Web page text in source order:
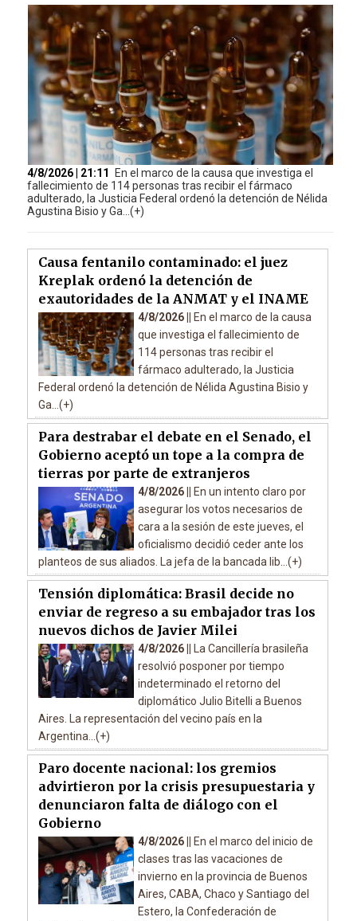
4/8/2026 | 21:11
En el marco de la causa que investiga el
fallecimiento de 114 personas tras recibir el fármaco
adulterado, la Justicia Federal ordenó la detención de Nélida
Agustina Bisio y Ga...(+)
Causa fentanilo contaminado: el juez
Kreplak ordenó la detención de
exautoridades de la ANMAT y el INAME
4/8/2026 ||
En el marco de la causa
que investiga el fallecimiento de
114 personas tras recibir el
fármaco adulterado, la Justicia
Federal ordenó la detención de Nélida Agustina Bisio y
Ga...(+)
Para destrabar el debate en el Senado, el
Gobierno aceptó un tope a la compra de
tierras por parte de extranjeros
4/8/2026 ||
En un intento claro por
asegurar los votos necesarios de
cara a la sesión de este jueves, el
oficialismo decidió ceder ante los
planteos de sus aliados. La jefa de la bancada lib...(+)
Tensión diplomática: Brasil decide no
enviar de regreso a su embajador tras los
nuevos dichos de Javier Milei
4/8/2026 ||
La Cancillería brasileña
resolvió posponer por tiempo
indeterminado el retorno del
diplomático Julio Bitelli a Buenos
Aires. La representación del vecino país en la
Argentina...(+)
Paro docente nacional: los gremios
advirtieron por la crisis presupuestaria y
denunciaron falta de diálogo con el
Gobierno
4/8/2026 ||
En el marco del inicio de
clases tras las vacaciones de
invierno en la provincia de Buenos
Aires, CABA, Chaco y Santiago del
Estero, la Confederación de